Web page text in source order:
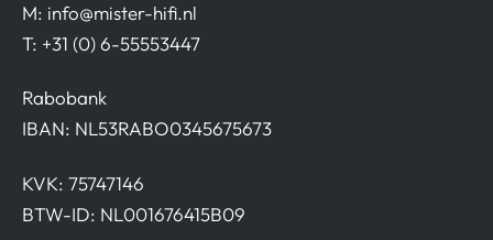
M: info@mister-hifi.nl
T: +31 (0) 6-55553447
Rabobank
IBAN: NL53RABO0345675673
KVK: 75747146
BTW-ID: NL001676415B09